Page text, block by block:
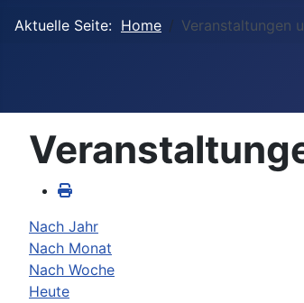
Aktuelle Seite: Home Veranstaltungen
Nach Jahr
Nach Monat
Nach Woche
Heute